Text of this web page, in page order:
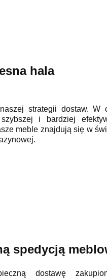
hala
strategii dostaw. W
i bardziej
meble znajdują się w
spedycją
dostawę